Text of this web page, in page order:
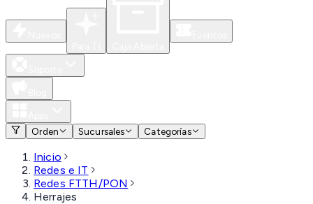
Orden
Sucursales Categorías
Inicio
Redes e IT
Redes FTTH/PON
Herrajes